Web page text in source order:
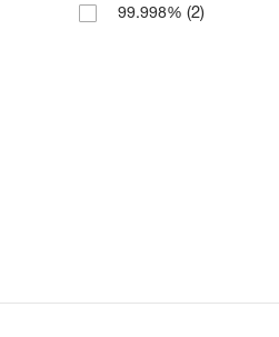
99.998% (2)